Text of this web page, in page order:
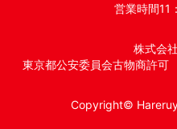
営業時間11
株式会
東京都公安委員会古物商許
Copyright©